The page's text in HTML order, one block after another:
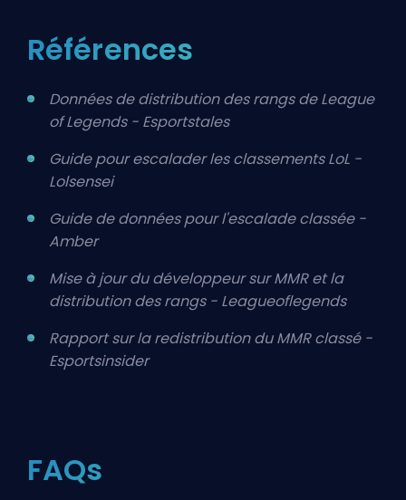
Références
Données de distribution des rangs de League
of Legends - Esportstales
Guide pour escalader les classements LoL -
Lolsensei
Guide de données pour l'escalade classée -
Amber
Mise à jour du développeur sur MMR et la
distribution des rangs - Leagueoflegends
Rapport sur la redistribution du MMR classé -
Esportsinsider
FAQs